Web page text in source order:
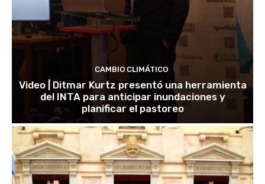
CAMBIO CLIMÁTICO
Video | Ditmar Kurtz presentó una herramienta
del INTA para anticipar inundaciones y
planificar el pastoreo